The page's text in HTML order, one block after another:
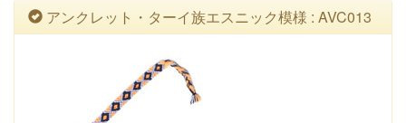
アンクレット・ターイ族エスニック模様 : AVC013